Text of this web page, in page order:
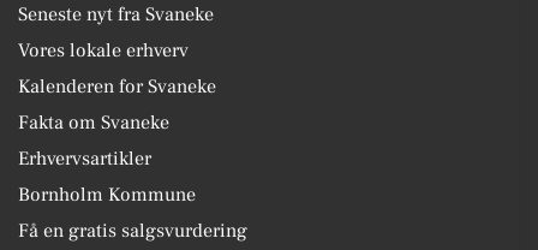
Seneste nyt fra Svaneke
Vores lokale erhverv
Kalenderen for Svaneke
Fakta om Svaneke
Erhvervsartikler
Bornholm Kommune
Få en gratis salgsvurdering